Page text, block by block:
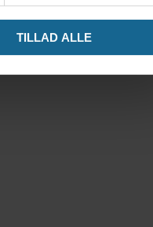
TILLAD ALLE